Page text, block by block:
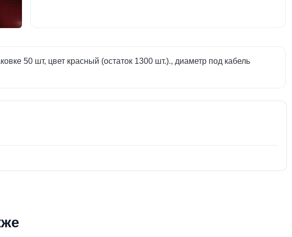
50 шт, цвет красный (остаток 1300 шт.)., диаметр под кабель